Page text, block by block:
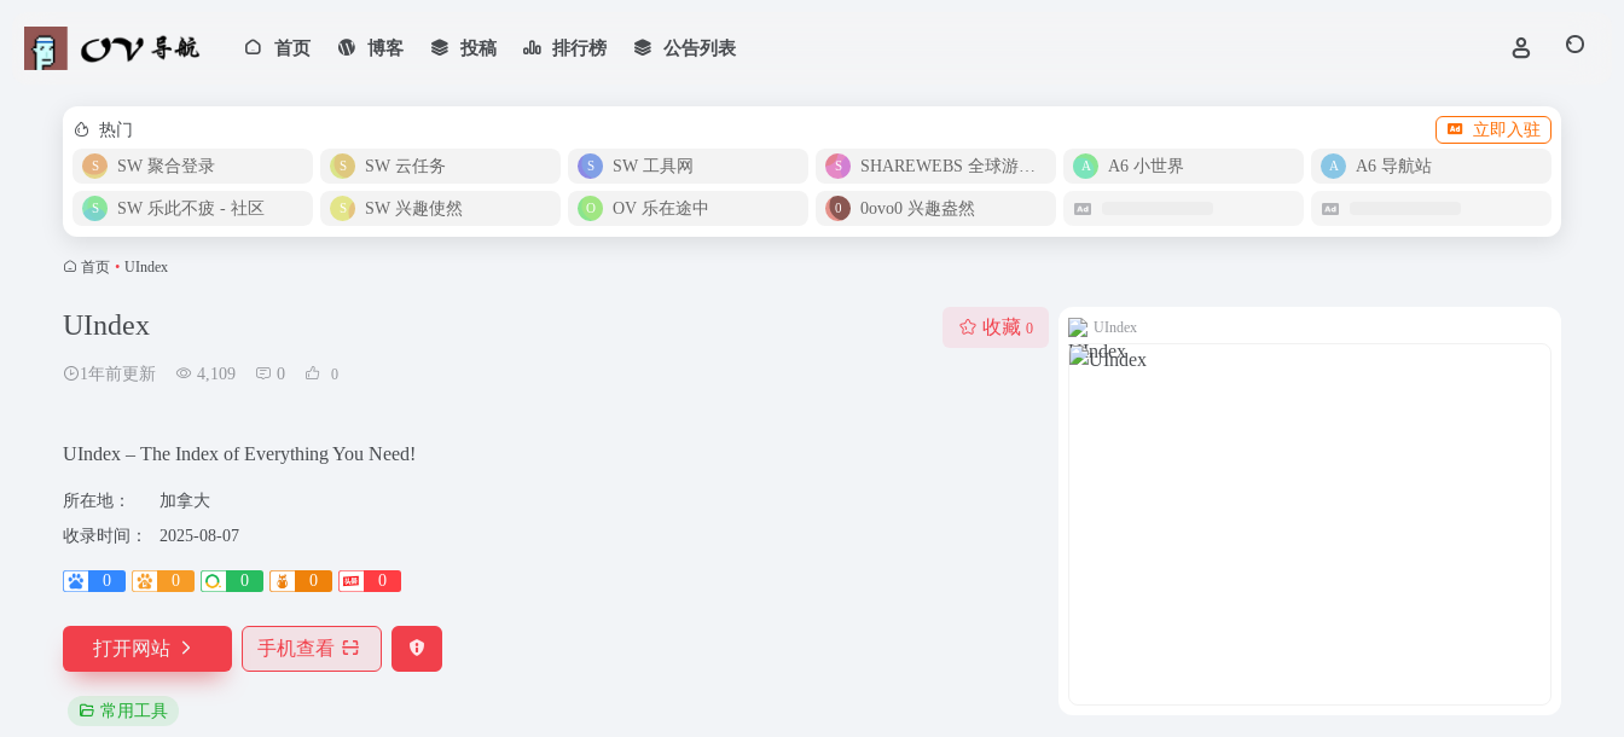
首页 博客 投稿 排行榜 公告列表
热门
立即入驻
SW 聚合登录
SW 云任务 SW 工具网 SHAREWEBS 全球游戏试玩影视体验中心 A6 小世界 A6 导航站
SW 乐此不疲 - 社区 SW 兴趣使然 OV 乐在途中 0ovo0 兴趣盎然
首页 • UIndex
UIndex
1年前更新 4,109 0 0
收藏 0
UIndex – The Index of Everything You Need!
所在地：
加拿大
收录时间：
2025-08-07
0 0 0 0 0
打开网站 手机查看
常用工具
UIndex